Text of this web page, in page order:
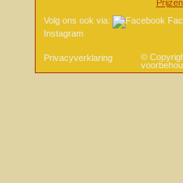
Volg ons ook via:
Instagram
Privacyverklaring
©